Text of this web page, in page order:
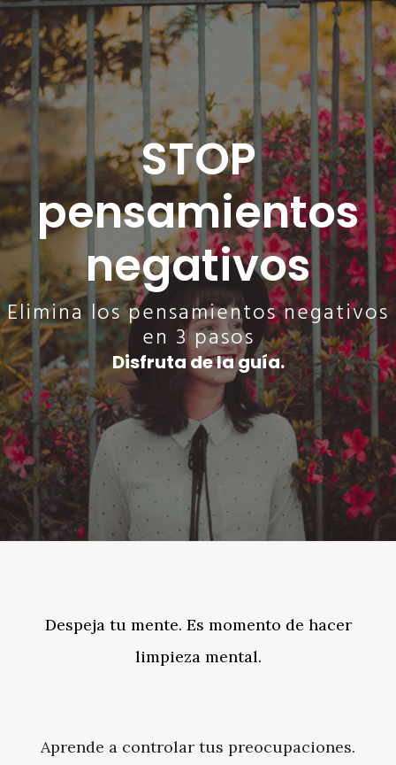
Skip
to
main
content
STOP
pensamientos
negativos
Elimina los pensamientos negativos
en 3 pasos
Disfruta de la guía.
Despeja tu mente. Es momento de hacer
limpieza mental.
Aprende a controlar tus preocupaciones.